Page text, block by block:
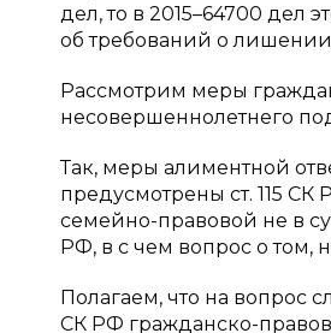
дел, то в 2015–64700 дел
об требований о
Рассмотрим меры
несовершеннолетнего
Так, меры алиментной
предусмотрены ст. 115
семейно-правовой не в
РФ, в с чем вопрос о том,
Полагаем, что на вопрос
СК РФ гражданско-